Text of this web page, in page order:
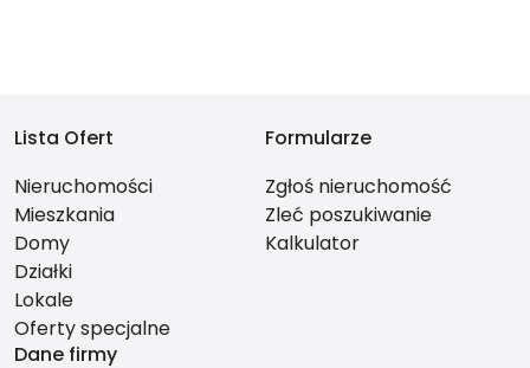
Lista Ofert
Nieruchomości
Mieszkania
Domy
Działki
Lokale
Oferty specjalne
Formularze
Zgłoś nieruchomość
Zleć poszukiwanie
Kalkulator
Dane firmy